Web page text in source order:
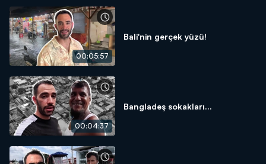
00:05:57
Bali'nin gerçek yüzü!
00:04:37
Bangladeş sokakları...